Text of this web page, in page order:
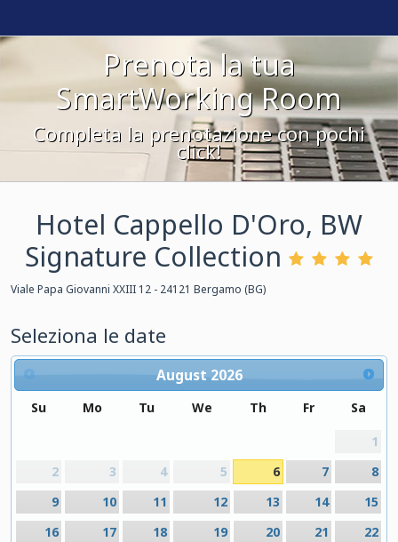
Prenota la tua
SmartWorking Room
Completa la prenotazione con pochi
click!
Hotel Cappello D'Oro, BW
Signature Collection
Viale Papa Giovanni XXIII 12 - 24121 Bergamo (BG)
Seleziona le date
August 2026
Su Mo Tu We Th Fr
Sa
1
2
3 4 5 6 7
8
9
10 11 12 13 14
15
16
17 18 19 20 21
22